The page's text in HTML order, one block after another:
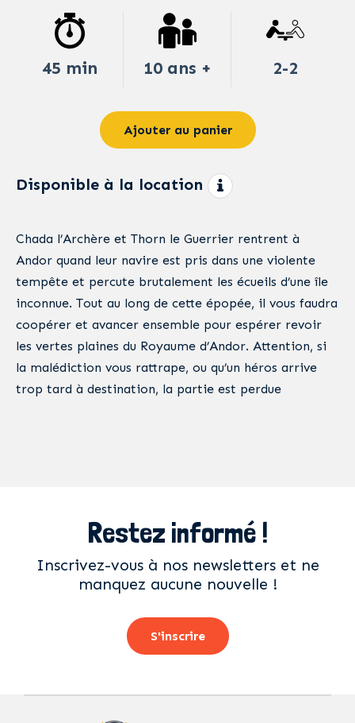
45 min 10 ans + 2-2
Ajouter au panier
Disponible à la location
Chada l’Archère et Thorn le Guerrier rentrent à
Andor quand leur navire est pris dans une violente
tempête et percute brutalement les écueils d’une île
inconnue. Tout au long de cette épopée, il vous faudra
coopérer et avancer ensemble pour espérer revoir
les vertes plaines du Royaume d’Andor. Attention, si
la malédiction vous rattrape, ou qu’un héros arrive
trop tard à destination, la partie est perdue
Restez informé !
Inscrivez-vous à nos newsletters et ne
manquez aucune nouvelle !
S'inscrire